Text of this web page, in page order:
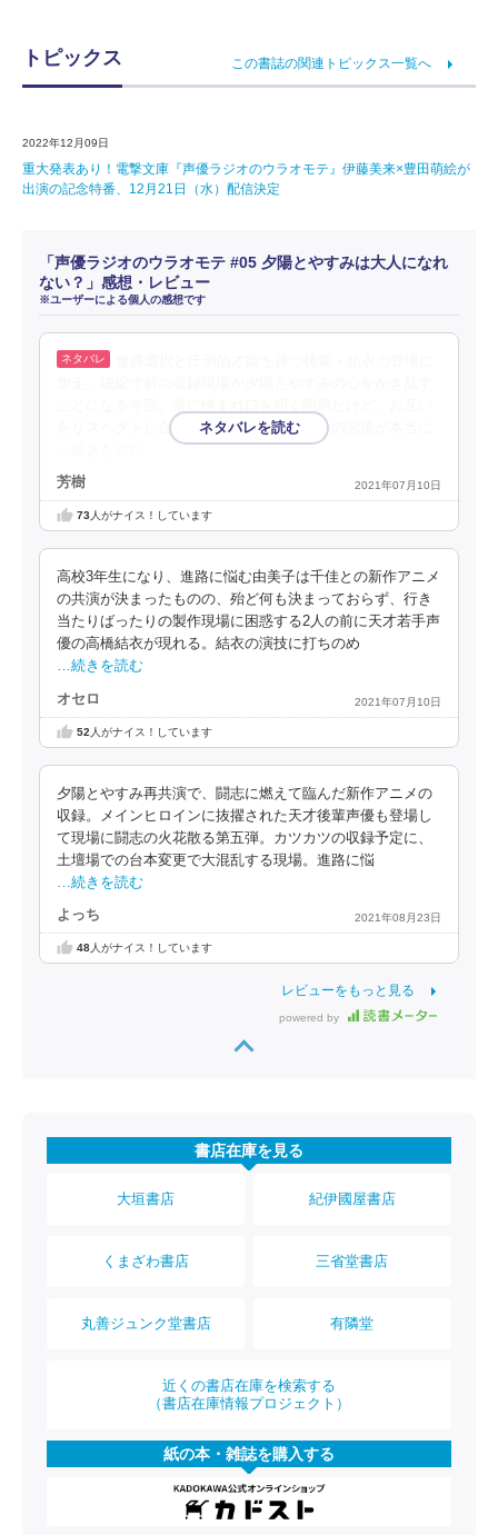
トピックス この書誌の関連トピックス一覧へ
2022年12月09日
重大発表あり！電撃文庫『声優ラジオのウラオモテ』伊藤美来×豊田萌絵が
出演の記念特番、12月21日（水）配信決定
「声優ラジオのウラオモテ #05 夕陽とやすみは大人になれ
ない？」感想・レビュー
※ユーザーによる個人の感想です
をリスペクトし合い高めあう夕陽とやすみの関係が本当に
芳樹 2021年07月10日
73人がナイス！しています
高校3年生になり、進路に悩む由美子は千佳との新作アニメ
の共演が決まったものの、殆ど何も決まっておらず、行き
当たりばったりの製作現場に困惑する2人の前に天才若手声
優の高橋結衣が現れる。結衣の演技に打ちのめ
…続きを読む
オセロ 2021年07月10日
52 人がナイス！しています
夕陽とやすみ再共演で、闘志に燃えて臨んだ新作アニメの
収録。メインヒロインに抜擢された天才後輩声優も登場し
て現場に闘志の火花散る第五弾。カツカツの収録予定に、
土壇場での台本変更で大混乱する現場。進路に悩
…続きを読む
よっち 2021年08月23日
48人がナイス！しています
レビューをもっと見る
powered by
書店在庫を見る
大垣書店 紀伊國屋書店
くまざわ書店 三省堂書店
丸善ジュンク堂書店 有隣堂
近くの書店在庫を検索する
（書店在庫情報プロジェクト）
紙の本・雑誌を購入する